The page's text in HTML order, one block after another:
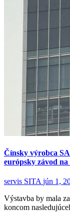
Čínsky výrobca
európsky závod
servis SITA jún 1,
Výstavba by mala začať v roku 2027 a prevádzka odštartovať
koncom